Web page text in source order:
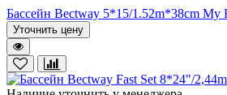
Бассейн Bectway 5*15/1.52m*38cm My
Уточнить цену